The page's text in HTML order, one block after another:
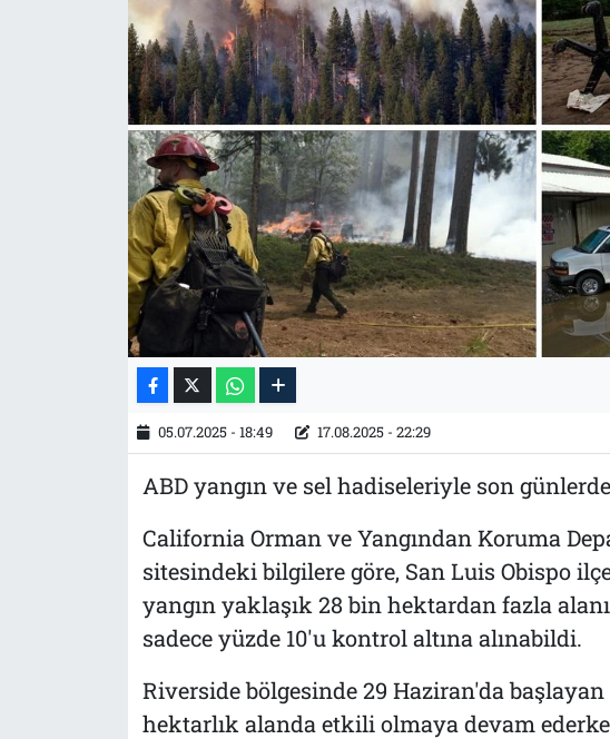
05.07.2025 - 18:49 17.08.2025 - 22:29
ABD yangın ve sel hadiseleriyle son
California Orman ve Yangından Koruma
sitesindeki bilgilere göre, San Luis Obispo
yangın yaklaşık 28 bin hektardan fazla
sadece yüzde 10'u kontrol altına alınabildi.
Riverside bölgesinde 29 Haziran'da başlayan
hektarlık alanda etkili olmaya devam
İletişim